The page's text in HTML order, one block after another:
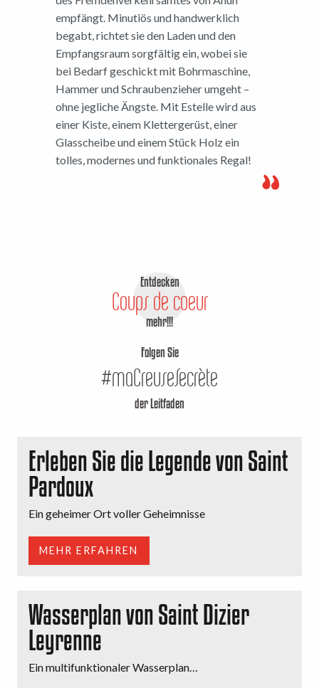
empfängt. Minutiös und handwerklich
begabt, richtet sie den Laden und den
Empfangsraum sorgfältig ein, wobei sie
bei Bedarf geschickt mit Bohrmaschine,
Hammer und Schraubenzieher umgeht –
ohne jegliche Ängste. Mit Estelle wird aus
einer Kiste, einem Klettergerüst, einer
Glasscheibe und einem Stück Holz ein
tolles, modernes und funktionales Regal!
Entdecken
Coups de coeur
mehr!!!
Folgen Sie
#maCreuseSecrète
der Leitfaden
Erleben Sie die Legende von Saint
Pardoux
Ein geheimer Ort voller Geheimnisse
MEHR ERFAHREN
Wasserplan von Saint Dizier
Leyrenne
Ein multifunktionaler Wasserplan…